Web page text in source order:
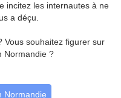
incitez les internautes à ne
a déçu.
Vous souhaitez figurer sur
Normandie ?
Normandie